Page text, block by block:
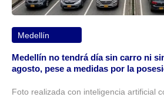
Medellín
Medellín no tendrá día sin carro ni
agosto, pese a medidas por la
Foto realizada con inteligencia artificial